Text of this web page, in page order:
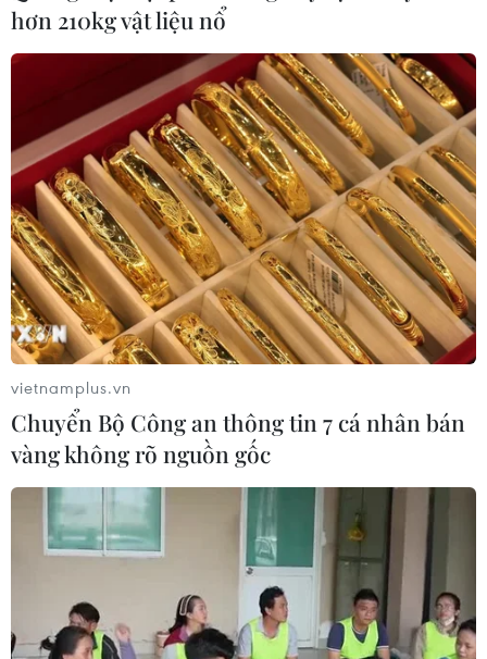
chắc về một kết quả nhanh chóng.
Đức mong muốn duy trì thỏa thuận hạt
nhân Iran năm 2015
18/02/2021 00:35
Thủ tướng Đức Angela Merkel nhấn mạnh Chính phủ
Đức rất mong muốn duy trì JCPOA, đồng thời bày tỏ
quan ngại khi Iran tiếp tục không tuân thủ các nghĩa vụ
theo thỏa thuận hạt nhân lịch sử này.
hơn 210kg vật liệu nổ
vietnamplus.vn
Chuyển Bộ Công an thông tin 7 cá nhân bán
vàng không rõ nguồn gốc